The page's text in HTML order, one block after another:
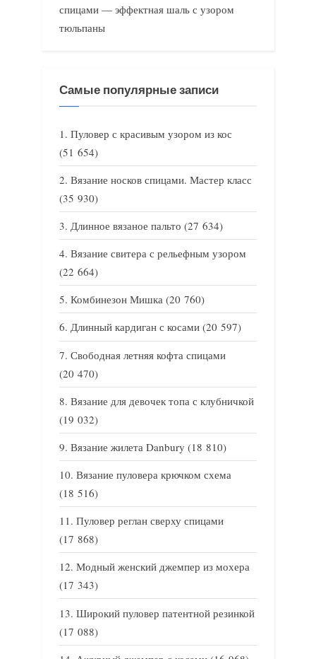
спицами — эффектная шаль с узором
тюльпаны
Самые популярные записи
Пуловер с красивым узором из кос
(51 654)
Вязание носков спицами. Мастер класс
(35 930)
Длинное вязаное пальто (27 634)
Вязание свитера с рельефным узором
(22 664)
Комбинезон Мишка (20 760)
Длинный кардиган с косами (20 597)
Свободная летняя кофта спицами
(20 470)
Вязание для девочек топа с клубничкой
(19 032)
Вязание жилета Danbury (18 810)
Вязание пуловера крючком схема
(18 516)
Пуловер реглан сверху спицами
(17 868)
Модный женский джемпер из мохера
(17 343)
Широкий пуловер патентной резинкой
(17 088)